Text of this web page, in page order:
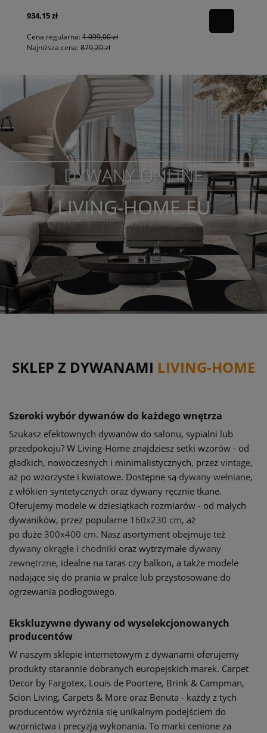
934,15 zł
Cena regularna: 1 099,00 zł
Najniższa cena: 879,20 zł
DYWANY ONLINE
LIVING-HOME.EU
SKLEP Z DYWANAMI LIVING-HOME
Szeroki wybór dywanów do każdego wnętrza
Szukasz efektownych dywanów do salonu, sypialni lub
przedpokoju? W Living-Home znajdziesz setki wzorów - od
gładkich, nowoczesnych i minimalistycznych, przez vintage,
aż po wzorzyste i kwiatowe. Dostępne są dywany wełniane,
z włókien syntetycznych oraz dywany ręcznie tkane.
Oferujemy modele w dziesiątkach rozmiarów - od małych
dywaników, przez popularne 160x230 cm, aż
po duże 300x400 cm. Nasz asortyment obejmuje też
dywany okrągłe i chodniki oraz wytrzymałe dywany
zewnętrzne, idealne na taras czy balkon, a także modele
nadające się do prania w pralce lub przystosowane do
ogrzewania podłogowego.
Ekskluzywne dywany od wyselekcjonowanych
producentów
W naszym sklepie internetowym z dywanami oferujemy
produkty starannie dobranych europejskich marek. Carpet
Decor by Fargotex, Louis de Poortere, Brink & Campman,
Scion Living, Carpets & More oraz Benuta - każdy z tych
producentów wyróżnia się unikalnym podejściem do
wzornictwa i precyzją wykonania. To marki cenione za